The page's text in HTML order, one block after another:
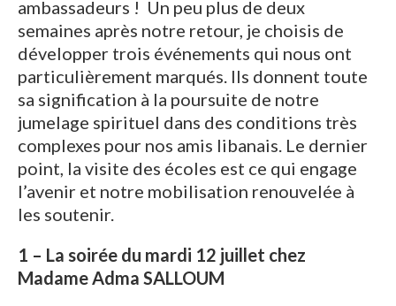
ambassadeurs ! Un peu plus de deux
semaines après notre retour, je choisis de
développer trois événements qui nous ont
particulièrement marqués. Ils donnent toute
sa signification à la poursuite de notre
jumelage spirituel dans des conditions très
complexes pour nos amis libanais. Le dernier
point, la visite des écoles est ce qui engage
l’avenir et notre mobilisation renouvelée à
les soutenir.
1 – La soirée du mardi 12 juillet chez
Madame Adma SALLOUM